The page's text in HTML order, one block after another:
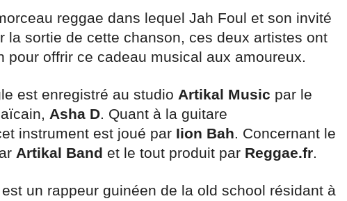
reggae dans lequel Jah Foul et son invité
la sortie de cette chanson, ces deux artistes ont
pour offrir ce cadeau musical aux amoureux.
est enregistré au studio Artikal Music par le
Asha D. Quant à la guitare
instrument est joué par Iion Bah. Concernant le
Artikal Band et le tout produit par Reggae.fr.
un rappeur guinéen de la old school résidant à